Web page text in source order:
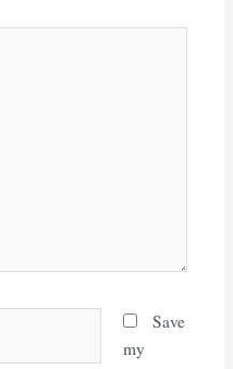
Save
my